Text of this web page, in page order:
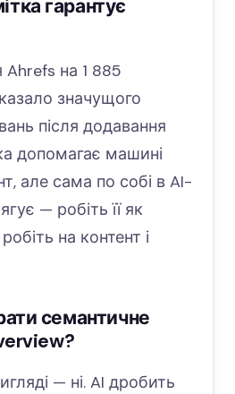
гарантує
Ahrefs на 1 885
значущого
після додавання
допомагає машині
але сама по собі в AI-
— робіть її як
робіть на контент і
семантичне
— ні. AI дробить